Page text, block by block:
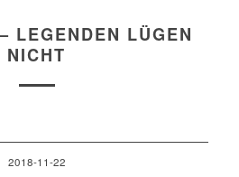
LEGENDEN LÜGEN
NICHT
2018-11-22